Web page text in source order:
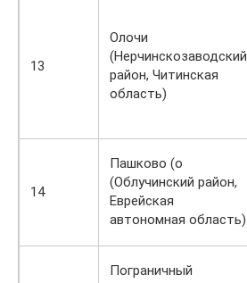
13
Олочи
(Нерчинскозаводский
район, Читинская
область)
14
Пашково (о
(Облучинский район,
Еврейская
автономная область)
Пограничный